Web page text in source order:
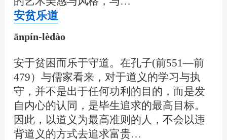
安贫乐道
ānpín-lèdào
安于贫困而乐于守道。在孔子(前551—前
479）与儒家看来，对于道义的学习与执
守，并不是出于任何功利的目的，而是发
自内心的认同，是毕生追求的最高目标。
因此，以道义为最高准则的人，不会以违
背道义的方式去追求富贵…